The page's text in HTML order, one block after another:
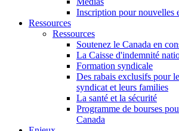
Inscription pour nouvelles
Ressources
Ressources
Soutenez le Canada en
La Caisse d'indemnité
Formation syndicale
Des rabais exclusifs pour
syndicat et leurs families
La santé et la sécurité
Programme de bourses
Canada